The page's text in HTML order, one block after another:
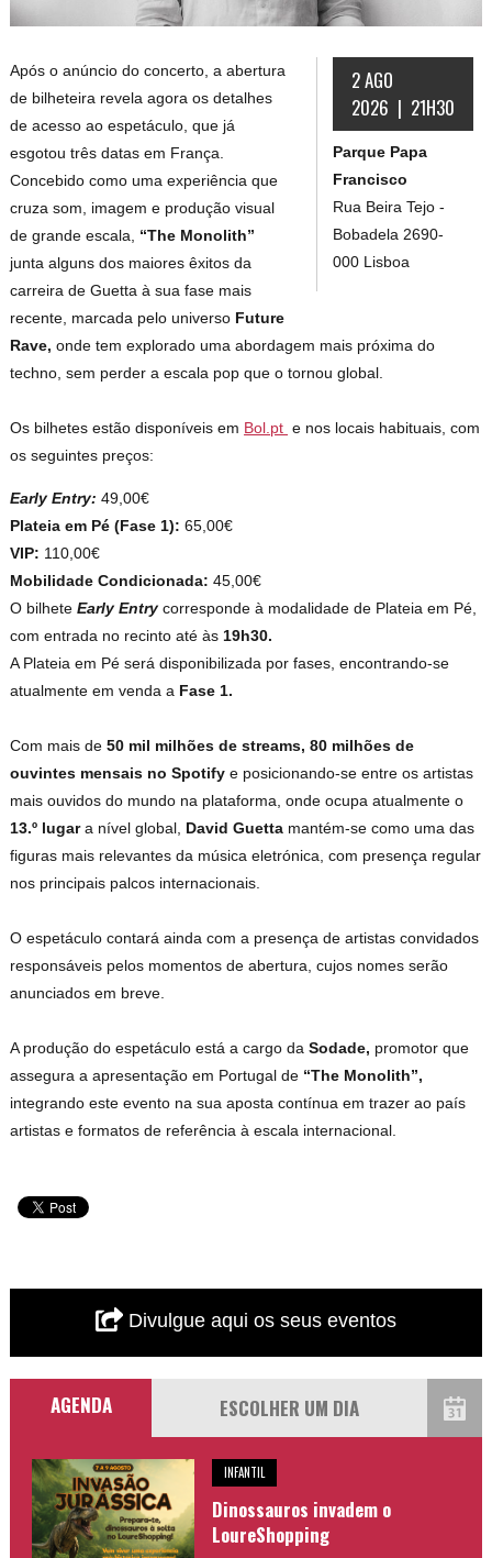
2 AGO
2026 | 21H30
Parque Papa
Francisco
Rua Beira Tejo -
Bobadela 2690-
000 Lisboa
Após o anúncio do concerto, a abertura
de bilheteira revela agora os detalhes
de acesso ao espetáculo, que já
esgotou três datas em França.
Concebido como uma experiência que
cruza som, imagem e produção visual
de grande escala, “The Monolith”
junta alguns dos maiores êxitos da
carreira de Guetta à sua fase mais
recente, marcada pelo universo Future
Rave, onde tem explorado uma abordagem mais próxima do
techno, sem perder a escala pop que o tornou global.
Os bilhetes estão disponíveis em Bol.pt e nos locais habituais, com
os seguintes preços:
Early Entry:49,00€
Plateia em Pé (Fase 1): 65,00€
VIP: 110,00€
Mobilidade Condicionada: 45,00€
O bilheteEarly Entrycorresponde à modalidade de Plateia em Pé,
com entrada no recinto até às 19h30.
A Plateia em Pé será disponibilizada por fases, encontrando-se
atualmente em venda a Fase 1.
Com mais de50 mil milhões de streams, 80 milhões de
ouvintes mensais no Spotify e posicionando-se entre os artistas
mais ouvidos do mundo na plataforma, onde ocupa atualmente o
13.º lugara nível global, David Guetta mantém-se como uma das
figuras mais relevantes da música eletrónica, com presença regular
nos principais palcos internacionais.
O espetáculo contará ainda com a presença de artistas convidados
responsáveis pelos momentos de abertura, cujos nomes serão
anunciados em breve.
A produção do espetáculo está a cargo da Sodade, promotor que
assegura a apresentação em Portugal de “The Monolith”,
integrando este evento na sua aposta contínua em trazer ao país
artistas e formatos de referência à escala internacional.
Divulgue aqui os seus eventos
AGENDA
INFANTIL
Dinossauros invadem o
LoureShopping